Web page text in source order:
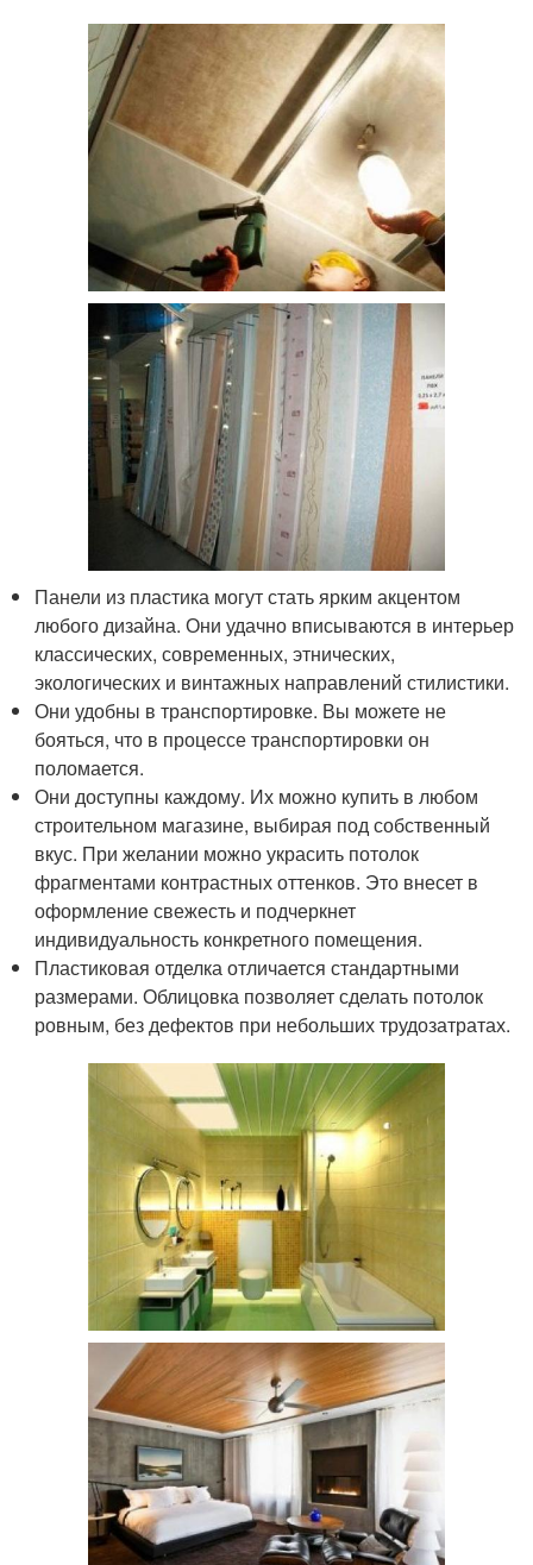
Панели из пластика могут стать ярким акцентом
любого дизайна. Они удачно вписываются в интерьер
классических, современных, этнических,
экологических и винтажных направлений стилистики.
Они удобны в транспортировке. Вы можете не
бояться, что в процессе транспортировки он
поломается.
Они доступны каждому. Их можно купить в любом
строительном магазине, выбирая под собственный
вкус. При желании можно украсить потолок
фрагментами контрастных оттенков. Это внесет в
оформление свежесть и подчеркнет
индивидуальность конкретного помещения.
Пластиковая отделка отличается стандартными
размерами. Облицовка позволяет сделать потолок
ровным, без дефектов при небольших трудозатратах.